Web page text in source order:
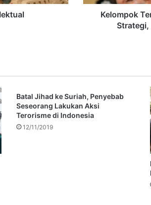
Kelompok
Strategi,
Batal Jihad ke Suriah, Penyebab
Seseorang Lakukan Aksi
Terorisme di Indonesia
12/11/2019